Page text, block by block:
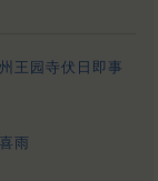
王园寺伏日即事
雨